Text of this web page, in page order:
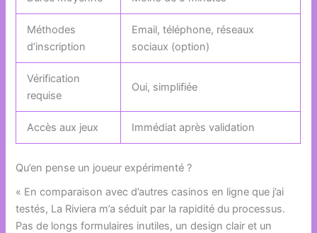
Méthodes
d’inscription
Email, téléphone, réseaux
sociaux (option)
Vérification
requise
Oui, simplifiée
Accès aux jeux Immédiat après validation
Qu’en pense un joueur expérimenté ?
« En comparaison avec d’autres casinos en ligne que j’ai
testés, La Riviera m’a séduit par la rapidité du processus.
Pas de longs formulaires inutiles, un design clair et un